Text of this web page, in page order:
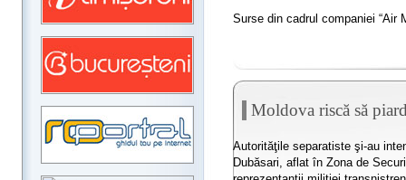
Surse din cadrul companiei “Air
Moldova riscă să
Autorităţile separatiste şi-au
Dubăsari, aflat în Zona de